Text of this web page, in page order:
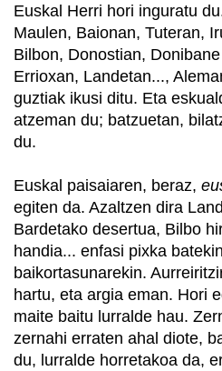
Euskal Herri hori inguratu
Maulen, Baionan, Tuteran,
Bilbon, Donostian,
Errioxan, Landetan...,
guztiak ikusi ditu. Eta
atzeman du; batzuetan,
du.
Euskal paisaiaren, beraz,
egiten da. Azaltzen dira
Bardetako desertua, Bilbo
handia... enfasi pixka
baikortasunarekin.
hartu, eta argia eman. Hori
maite baitu lurralde hau.
zernahi erraten ahal diote,
du, lurralde horretakoa da,